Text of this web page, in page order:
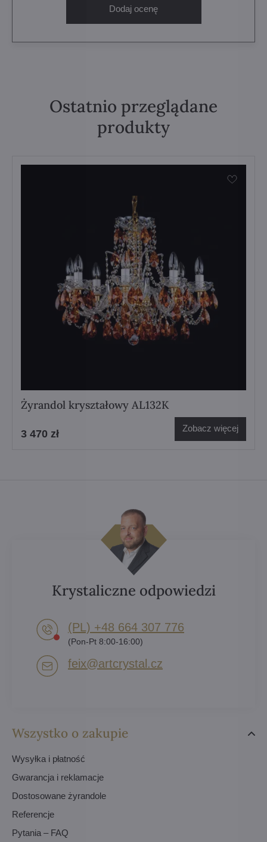
Dodaj ocenę
Ostatnio przeglądane
produkty
Żyrandol kryształowy AL132K
3 470 zł Zobacz więcej
Wszystko o zakupie
Wysyłka i płatność
Gwarancja i reklamacje
Dostosowane żyrandole
Referencje
Pytania – FAQ
Krystaliczne odpowiedzi
(PL) +48 664 307 776
(Pon-Pt 8:00-16:00)
feix​@artcrystal​.cz